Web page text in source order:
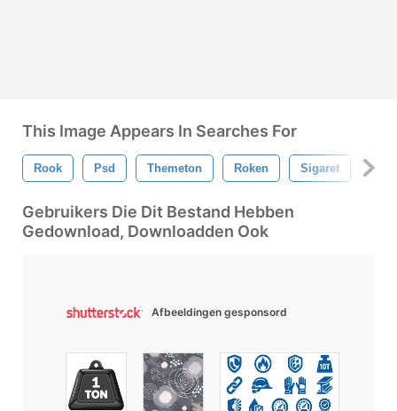
This Image Appears In Searches For
Rook Psd Themeton Roken Sigaret
Gebruikers Die Dit Bestand Hebben
Gedownload, Downloadden Ook
Afbeeldingen gesponsord